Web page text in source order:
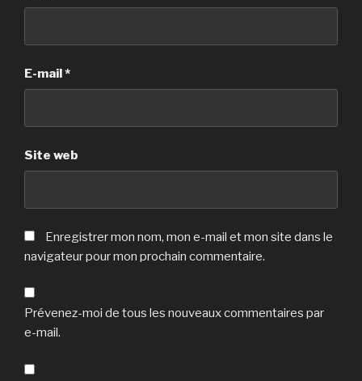
E-mail*
Site web
Enregistrer mon nom, mon e-mail et mon site dans le
navigateur pour mon prochain commentaire.
Prévenez-moi de tous les nouveaux commentaires par
e-mail.